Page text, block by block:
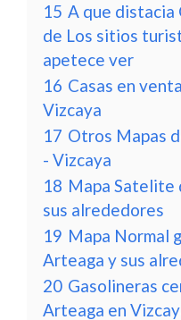
15 A que distacia
de Los sitios
apetece ver
16 Casas en
Vizcaya
17 Otros Mapas
- Vizcaya
18 Mapa Satelite
sus alrededores
19 Mapa Normal
Arteaga y sus
20 Gasolineras
Arteaga en